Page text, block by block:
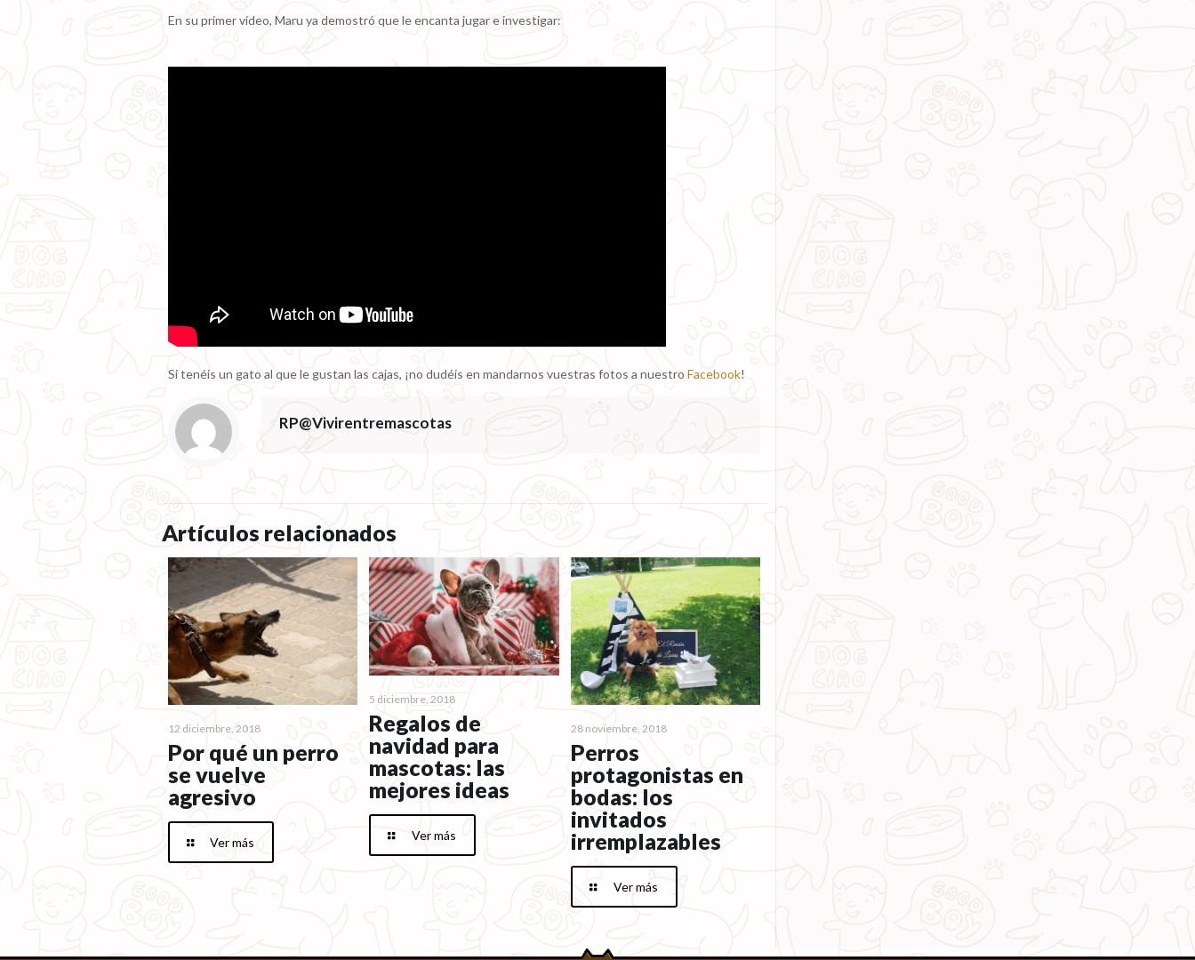
En su primer vídeo, Maru ya demostró que le encanta jugar e investigar:
Si tenéis un gato al que le gustan las cajas, ¡no dudéis en mandarnos vuestras fotos a nuestro Facebook!
RP@Vivirentremascotas
Artículos relacionados
12 diciembre, 2018
Por qué un perro
se vuelve
agresivo
Ver más
5 diciembre, 2018
Regalos de
navidad para
mascotas: las
mejores ideas
Ver más
28 noviembre, 2018
Perros
protagonistas en
bodas: los
invitados
irremplazables
Ver más